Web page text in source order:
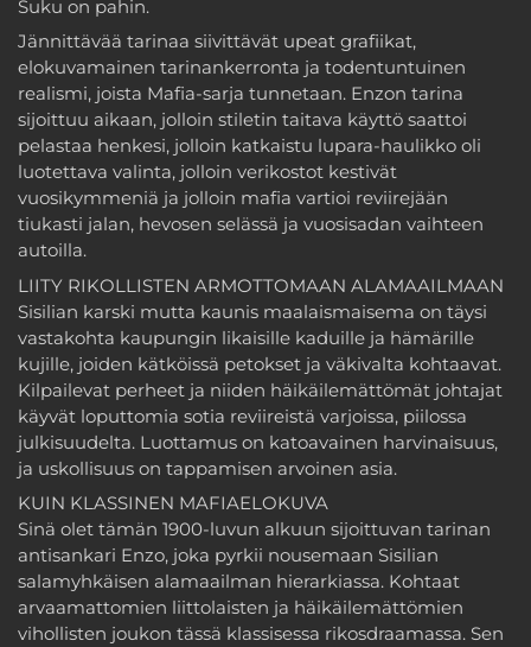
Suku on pahin.
Jännittävää tarinaa siivittävät upeat grafiikat,
elokuvamainen tarinankerronta ja todentuntuinen
realismi, joista Mafia-sarja tunnetaan. Enzon tarina
sijoittuu aikaan, jolloin stiletin taitava käyttö saattoi
pelastaa henkesi, jolloin katkaistu lupara-haulikko oli
luotettava valinta, jolloin verikostot kestivät
vuosikymmeniä ja jolloin mafia vartioi reviirejään
tiukasti jalan, hevosen selässä ja vuosisadan vaihteen
autoilla.
LIITY RIKOLLISTEN ARMOTTOMAAN ALAMAAILMAAN
Sisilian karski mutta kaunis maalaismaisema on täysi
vastakohta kaupungin likaisille kaduille ja hämärille
kujille, joiden kätköissä petokset ja väkivalta kohtaavat.
Kilpailevat perheet ja niiden häikäilemättömät johtajat
käyvät loputtomia sotia reviireistä varjoissa, piilossa
julkisuudelta. Luottamus on katoavainen harvinaisuus,
ja uskollisuus on tappamisen arvoinen asia.
KUIN KLASSINEN MAFIAELOKUVA
Sinä olet tämän 1900-luvun alkuun sijoittuvan tarinan
antisankari Enzo, joka pyrkii nousemaan Sisilian
salamyhkäisen alamaailman hierarkiassa. Kohtaat
arvaamattomien liittolaisten ja häikäilemättömien
vihollisten joukon tässä klassisessa rikosdraamassa. Sen